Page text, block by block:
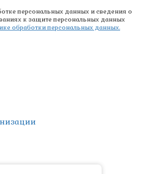
персональных данных и сведения о
к защите персональных данных
обработки персональных данных.